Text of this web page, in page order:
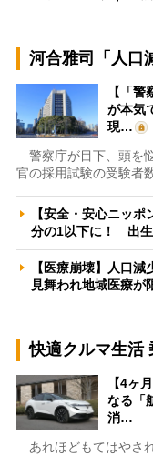
河合雅司「人口
【「
が本気
現…
警察庁が目下、頭を
官の採用試験の受験者
【安全・安心ニッ
分の1以下に！ 出
【医療崩壊】人口
見舞われ地域医療
快適クルマ生活
【4ヶ
なる「
消…
あれほどもてはやさ